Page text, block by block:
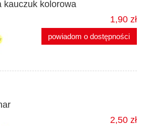
kauczuk kolorowa
1,90 zł
powiadom o dostępności
2,50 zł